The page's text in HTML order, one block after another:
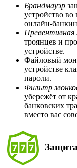
Брандмауэр
устройство во
онлайн-
троянцев и
устройстве.
Файловый
устройстве
пароли.
Фильтр
убережёт от
банковских
вместо вас